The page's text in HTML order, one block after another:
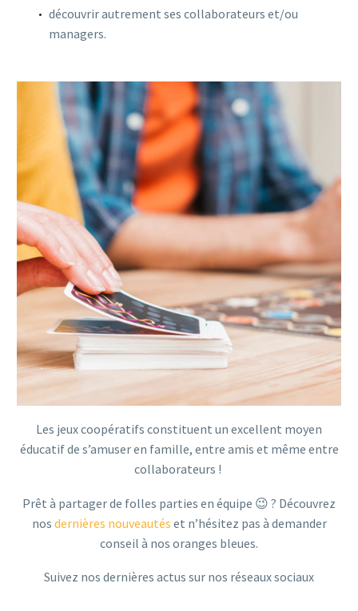
découvrir autrement ses collaborateurs et/ou
managers.
Les jeux coopératifs constituent un excellent moyen
éducatif de s’amuser en famille, entre amis et même entre
collaborateurs !
Prêt à partager de folles parties en équipe 😉 ? Découvrez
nos dernières nouveautés et n’hésitez pas à demander
conseil à nos oranges bleues.
Suivez nos dernières actus sur nos réseaux sociaux